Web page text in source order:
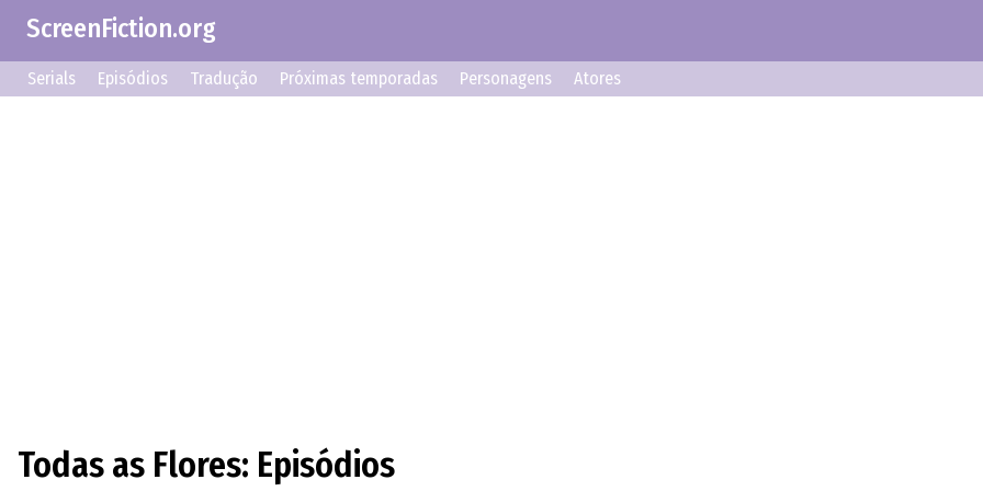
ScreenFiction.org
Serials Episódios Tradução Próximas temporadas Personagens Atores
Todas as Flores: Episódios